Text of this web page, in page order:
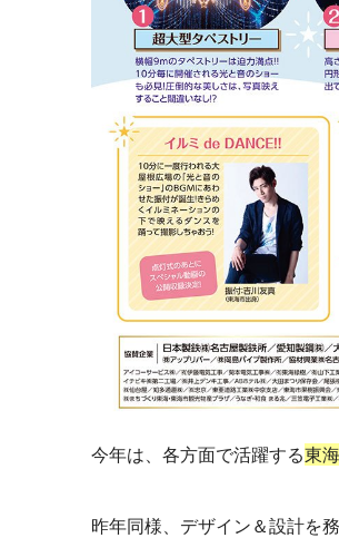
今年は、各方面で活躍する東
昨年同様、デザイン＆設計を